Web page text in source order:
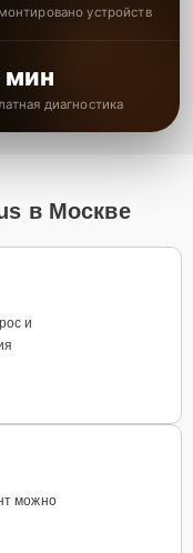
устройств
мин
диагностика
в Москве
и
можно